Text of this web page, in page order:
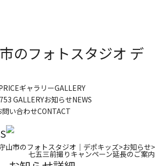
のフォトスタジオ デ
ギャラリーGALLERY
753 GALLERYお知らせNEWS
問い合わせCONTACT
山市のフォトスタジオ｜デポキッズ>お知らせ>
七五三前撮りキャンペーン延長のご案内